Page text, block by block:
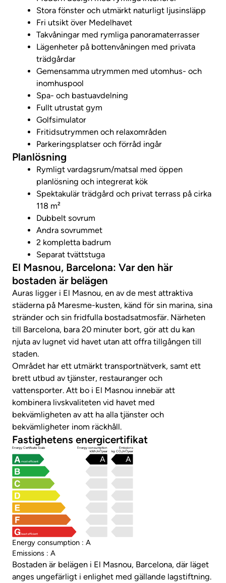
Stora fönster och utmärkt naturligt ljusinsläpp
Fri utsikt över Medelhavet
Takvåningar med rymliga panoramaterrasser
Lägenheter på bottenvåningen med privata
trädgårdar
Gemensamma utrymmen med utomhus- och
inomhuspool
Spa- och bastuavdelning
Fullt utrustat gym
Golfsimulator
Fritidsutrymmen och relaxområden
Parkeringsplatser och förråd ingår
Planlösning
Rymligt vardagsrum/matsal med öppen
planlösning och integrerat kök
Spektakulär trädgård och privat terrass på cirka
118 m²
Dubbelt sovrum
Andra sovrummet
2 kompletta badrum
Separat tvättstuga
El Masnou, Barcelona: Var den här
bostaden är belägen
Auras ligger i El Masnou, en av de mest attraktiva
städerna på Maresme-kusten, känd för sin marina, sina
stränder och sin fridfulla bostadsatmosfär. Närheten
till Barcelona, ​​bara 20 minuter bort, gör att du kan
njuta av lugnet vid havet utan att offra tillgången till
staden.
Området har ett utmärkt transportnätverk, samt ett
brett utbud av tjänster, restauranger och
vattensporter. Att bo i El Masnou innebär att
kombinera livskvaliteten vid havet med
bekvämligheten av att ha alla tjänster och
bekvämligheter inom räckhåll.
Fastighetens energicertifikat
Energy Certificate Scale
Energy consumption
kWh/m²/year
Emissions
kg CO₂/m²/year
most efficient
least efficient
A
A
Energy consumption : A
Emissions : A
Bostaden är belägen i El Masnou, Barcelona, där läget
anges ungefärligt i enlighet med gällande lagstiftning.